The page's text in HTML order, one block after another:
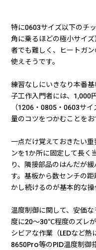
特に0603サイズ以下のチ
角に乗るほどの極小サイ
者でも難しく、ヒートガ
使えそうです。
練習なしにいきなり本番
子工作入門者には、1,000
（1206・0805・0603サ
量のコツをつかむことをお
一点だけ覚えておきたい
ンを1か所に固定して長く
り、隣接部品のはんだが
す。基板から数センチの
かし続けるのが基本的な操
温度制御に関して、安価
度に20〜30℃程度のズレ
シビアな作業（LEDなど
8650Pro等のPID温度制御